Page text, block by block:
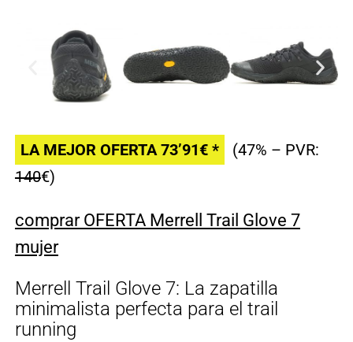
LA MEJOR OFERTA 73’91€ *
(47% – PVR:
140€)
comprar OFERTA Merrell Trail Glove 7
mujer
Merrell Trail Glove 7: La zapatilla
minimalista perfecta para el trail
running